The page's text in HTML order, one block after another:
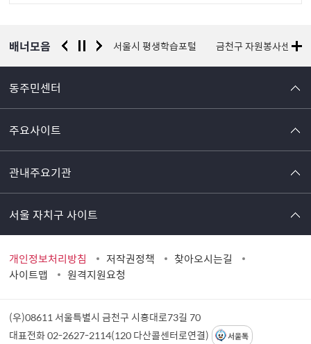
배너모음
경찰청 유실물 통합포털 서울시 평생학습포털 금천구 자원봉사센터
동주민센터
주요사이트
관내주요기관
서울 자치구 사이트
개인정보처리방침 저작권정책
찾아오시는길
사이트맵
원격지원요청
(우)08611 서울특별시 금천구 시흥대로73길 70
대표전화 02-2627-2114(120 다산콜센터로연결)
서울톡